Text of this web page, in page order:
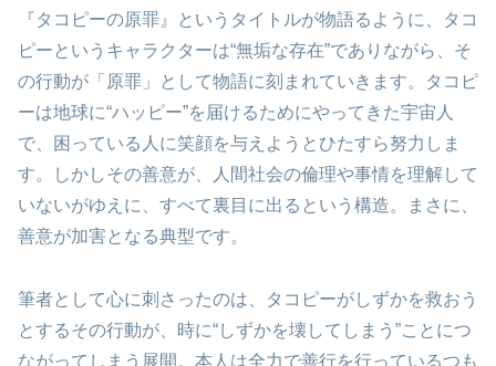
『タコピーの原罪』というタイトルが物語るように、タコ
ピーというキャラクターは“無垢な存在”でありながら、そ
の行動が「原罪」として物語に刻まれていきます。タコピ
ーは地球に“ハッピー”を届けるためにやってきた宇宙人
で、困っている人に笑顔を与えようとひたすら努力しま
す。しかしその善意が、人間社会の倫理や事情を理解して
いないがゆえに、すべて裏目に出るという構造。まさに、
善意が加害となる典型です。
筆者として心に刺さったのは、タコピーがしずかを救おう
とするその行動が、時に“しずかを壊してしまう”ことにつ
ながってしまう展開。本人は全力で善行を行っているつも